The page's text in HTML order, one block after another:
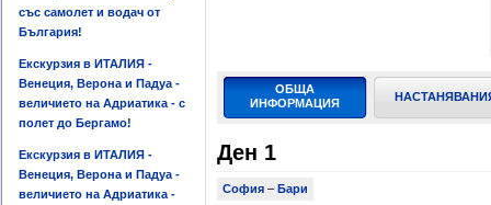
със самолет и водач от
България!
Екскурзия в ИТАЛИЯ -
Венеция, Верона и Падуа -
величието на Адриатика - с
полет до Бергамо!
Екскурзия в ИТАЛИЯ -
Венеция, Верона и Падуа -
величието на Адриатика -
ОБЩА
ИНФОРМАЦИЯ
Ден 1
София – Бари